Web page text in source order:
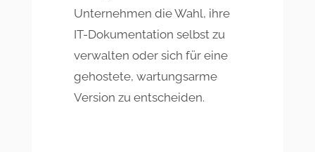
Unternehmen die Wahl, ihre
IT-Dokumentation selbst zu
verwalten oder sich für eine
gehostete, wartungsarme
Version zu entscheiden.